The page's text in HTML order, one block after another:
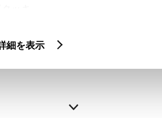
細を表示